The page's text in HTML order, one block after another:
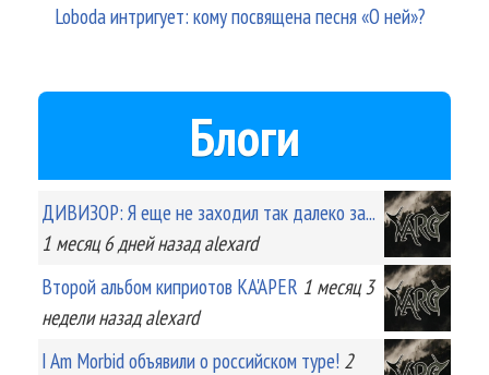
Loboda интригует: кому посвящена песня «О ней»?
Блоги
ДИВИЗОР: Я еще не заходил так далеко за...
1 месяц 6 днейназад alexard
Второй альбом киприотов KA'APER 1 месяц 3
неделиназад alexard
I Am Morbid объявили о российском туре! 2